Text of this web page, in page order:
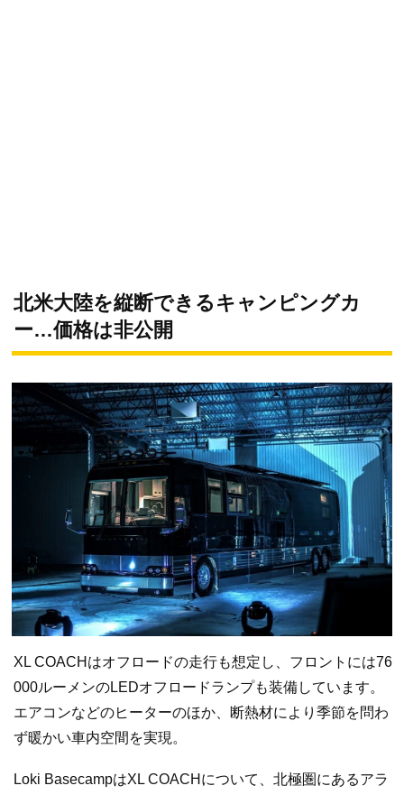
北米大陸を縦断できるキャンピングカ
ー…価格は非公開
XL COACHはオフロードの走行も想定し、フロントには76
000ルーメンのLEDオフロードランプも装備しています。
エアコンなどのヒーターのほか、断熱材により季節を問わ
ず暖かい車内空間を実現。
Loki BasecampはXL COACHについて、北極圏にあるアラ